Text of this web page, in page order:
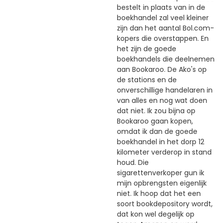
bestelt in plaats van in de
boekhandel zal veel kleiner
zijn dan het aantal Bol.com-
kopers die overstappen. En
het zijn de goede
boekhandels die deelnemen
aan Bookaroo. De Ako's op
de stations en de
onverschillige handelaren in
van alles en nog wat doen
dat niet. Ik zou bijna op
Bookaroo gaan kopen,
omdat ik dan de goede
boekhandel in het dorp 12
kilometer verderop in stand
houd. Die
sigarettenverkoper gun ik
mijn opbrengsten eigenlijk
niet. Ik hoop dat het een
soort bookdepository wordt,
dat kon wel degelijk op